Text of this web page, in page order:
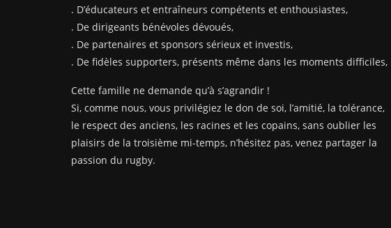
. D’éducateurs et entraîneurs compétents et enthousiastes,
. De dirigeants bénévoles dévoués,
. De partenaires et sponsors sérieux et investis,
. De fidèles supporters, présents même dans les moments difficiles,
Cette famille ne demande qu’à s’agrandir !
Si, comme nous, vous privilégiez le don de soi, l’amitié, la tolérance,
le respect des anciens, les racines et les copains, sans oublier les
plaisirs de la troisième mi-temps, n’hésitez pas, venez partager la
passion du rugby.